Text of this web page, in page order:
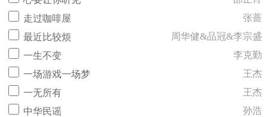
走过咖啡屋
张蔷
最近比较烦
周华健&品冠&李宗盛
一生不变
李克勤
一场游戏一场梦
王杰
一无所有
王杰
中华民谣
孙浩